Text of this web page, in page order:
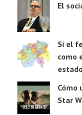
El
Si el
como
Cómo
Star